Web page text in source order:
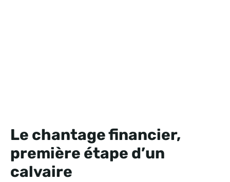
Le chantage financier,
première étape d’un
calvaire